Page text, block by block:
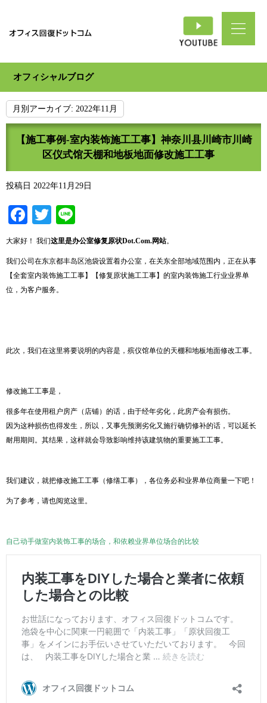
オフィシャルブログ
月別アーカイブ: 2022年11月
【施工事例-室内装饰施工工事】神奈川县川崎市川崎
区仪式馆天棚和地板地面修改施工工事
投稿日 2022年11月29日
Facebook
Twitter
大家好！ 我们这里是办公室修复原状Dot.Com.网站。
我们公司在东京都丰岛区池袋设置着办公室，在关东全部地域范围内，正在从事
【全套室内装饰施工工事】【修复原状施工工事】的室内装饰施工行业业界单
位，为客户服务。
此次，我们在这里将要说明的内容是，殡仪馆单位的天棚和地板地面修改工事。
修改施工工事是，
很多年在使用租户房产（店铺）的话，由于经年劣化，此房产会有损伤。
因为这种损伤也得发生，所以，又事先预测劣化又施行确切修补的话，可以延长
耐用期间。其结果，这样就会导致影响维持该建筑物的重要施工工事。
我们建议，就把修改施工工事（修缮工事），各位务必和业界单位商量一下吧！
为了参考，请也阅览这里。
自己动手做室内装饰工事的场合，和依赖业界单位场合的比较